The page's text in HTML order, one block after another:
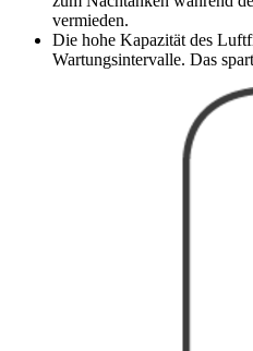
vermieden.
Die hohe Kapazität des
Wartungsintervalle. Das